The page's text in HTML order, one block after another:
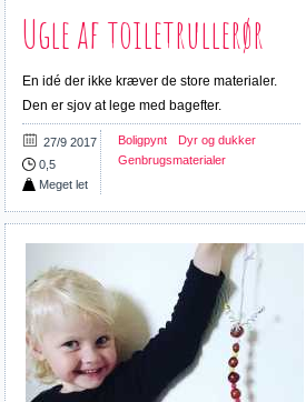
Ugle af toiletrullerør
En idé der ikke kræver de store materialer.
Den er sjov at lege med bagefter.
27/9 2017
0,5
Meget let
Boligpynt
Dyr og dukker
Genbrugsmaterialer